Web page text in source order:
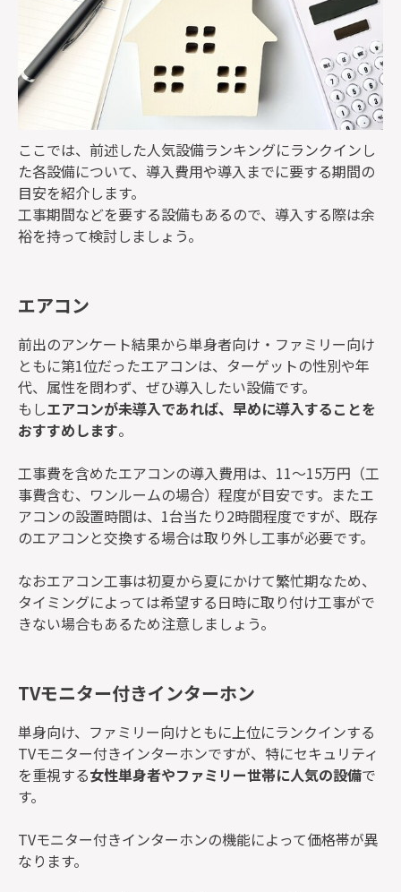
ここでは、前述した人気設備ランキングにランクインし
た各設備について、導入費用や導入までに要する期間の
目安を紹介します。
工事期間などを要する設備もあるので、導入する際は余
裕を持って検討しましょう。
エアコン
前出のアンケート結果から単身者向け・ファミリー向け
ともに第1位だったエアコンは、ターゲットの性別や年
代、属性を問わず、ぜひ導入したい設備です。
もしエアコンが未導入であれば、早めに導入することを
おすすめします。
工事費を含めたエアコンの導入費用は、11～15万円（工
事費含む、ワンルームの場合）程度が目安です。またエ
アコンの設置時間は、1台当たり2時間程度ですが、既存
のエアコンと交換する場合は取り外し工事が必要です。
なおエアコン工事は初夏から夏にかけて繁忙期なため、
タイミングによっては希望する日時に取り付け工事がで
きない場合もあるため注意しましょう。
TVモニター付きインターホン
単身向け、ファミリー向けともに上位にランクインする
TVモニター付きインターホンですが、特にセキュリティ
を重視する女性単身者やファミリー世帯に人気の設備で
す。
TVモニター付きインターホンの機能によって価格帯が異
なります。